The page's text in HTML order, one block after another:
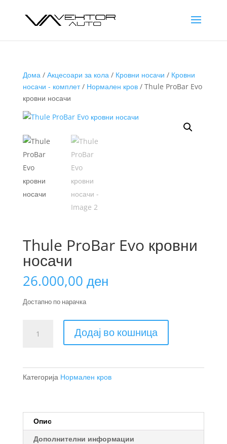
Дома/ Акцесоари за кола/ Кровни носачи / Кровни
носачи - комплет/ Нормален кров/ Thule ProBar Evo
кровни носачи
Thule ProBar Evo кровни
носачи
26.000,00 ден
Достапно по нарачка
ProBar
количина
Додај во кошница
Категорија Нормален кров
Опис
Дополнителни информации